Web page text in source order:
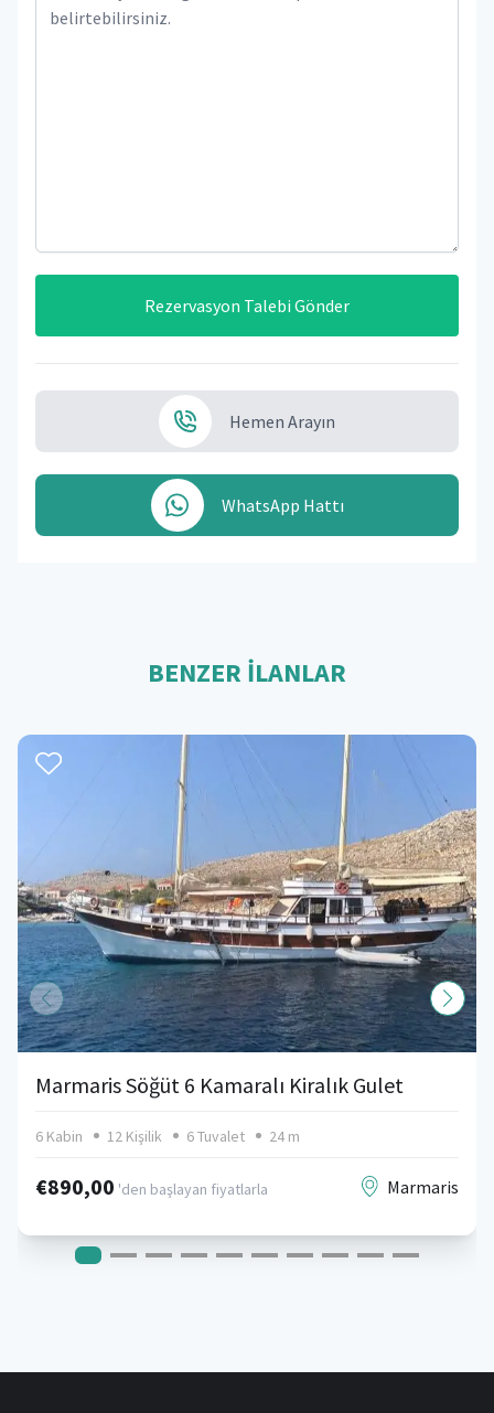
Rezervasyon Talebi Gönder
Hemen Arayın
WhatsApp Hattı
BENZER İLANLAR
Marmaris Söğüt 6 Kamaralı Kiralık Gulet
6 Kabin 12 Kişilik 6 Tuvalet 24 m
€890,00 'den başlayan fiyatlarla Marmaris